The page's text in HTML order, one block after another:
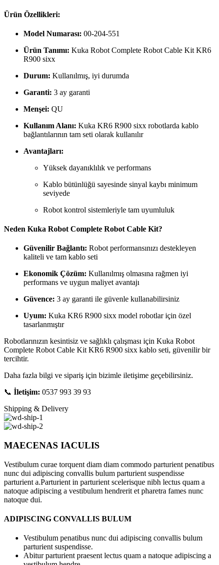
Ürün Özellikleri:
Model Numarası: 00-204-551
Ürün Tanımı: Kuka Robot Complete Robot Cable Kit KR6
R900 sixx
Durum: Kullanılmış, iyi durumda
Garanti: 3 ay garanti
Menşei: QU
Kullanım Alanı: Kuka KR6 R900 sixx robotlarda kablo
bağlantılarının tam seti olarak kullanılır
Avantajları:
Yüksek dayanıklılık ve performans
Kablo bütünlüğü sayesinde sinyal kaybı minimum
seviyede
Robot kontrol sistemleriyle tam uyumluluk
Neden Kuka Robot Complete Robot Cable Kit?
Güvenilir Bağlantı: Robot performansınızı destekleyen
kaliteli ve tam kablo seti
Ekonomik Çözüm: Kullanılmış olmasına rağmen iyi
performans ve uygun maliyet avantajı
Güvence: 3 ay garanti ile güvenle kullanabilirsiniz
Uyum: Kuka KR6 R900 sixx model robotlar için özel
tasarlanmıştır
Robotlarınızın kesintisiz ve sağlıklı çalışması için Kuka Robot
Complete Robot Cable Kit KR6 R900 sixx kablo seti, güvenilir bir
tercihtir.
Daha fazla bilgi ve sipariş için bizimle iletişime geçebilirsiniz.
📞 İletişim: 0537 993 39 93
Shipping & Delivery
MAECENAS IACULIS
Vestibulum curae torquent diam diam commodo parturient penatibus
nunc dui adipiscing convallis bulum parturient suspendisse
parturient a.Parturient in parturient scelerisque nibh lectus quam a
natoque adipiscing a vestibulum hendrerit et pharetra fames nunc
natoque dui.
ADIPISCING CONVALLIS BULUM
Vestibulum penatibus nunc dui adipiscing convallis bulum
parturient suspendisse.
Abitur parturient praesent lectus quam a natoque adipiscing a